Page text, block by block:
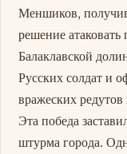
Меншиков,
решение атаковать
Балаклавской
Русских солдат и
вражеских
Эта победа
штурма города.